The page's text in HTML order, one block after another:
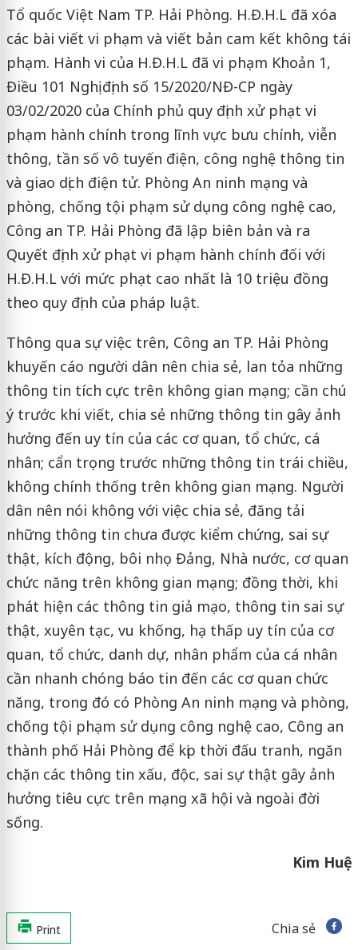
Tổ quốc Việt Nam TP. Hải Phòng. H.Đ.H.L đã xóa
các bài viết vi phạm và viết bản cam kết không tái
phạm. Hành vi của H.Đ.H.L đã vi phạm Khoản 1,
Điều 101 Nghị định số 15/2020/NĐ-CP ngày
03/02/2020 của Chính phủ quy định xử phạt vi
phạm hành chính trong lĩnh vực bưu chính, viễn
thông, tần số vô tuyến điện, công nghệ thông tin
và giao dịch điện tử. Phòng An ninh mạng và
phòng, chống tội phạm sử dụng công nghệ cao,
Công an TP. Hải Phòng đã lập biên bản và ra
Quyết định xử phạt vi phạm hành chính đối với
H.Đ.H.L với mức phạt cao nhất là 10 triệu đồng
theo quy định của pháp luật.
Thông qua sự việc trên, Công an TP. Hải Phòng
khuyến cáo người dân nên chia sẻ, lan tỏa những
thông tin tích cực trên không gian mạng; cần chú
ý trước khi viết, chia sẻ những thông tin gây ảnh
hưởng đến uy tín của các cơ quan, tổ chức, cá
nhân; cẩn trọng trước những thông tin trái chiều,
không chính thống trên không gian mạng. Người
dân nên nói không với việc chia sẻ, đăng tải
những thông tin chưa được kiểm chứng, sai sự
thật, kích động, bôi nhọ Đảng, Nhà nước, cơ quan
chức năng trên không gian mạng; đồng thời, khi
phát hiện các thông tin giả mạo, thông tin sai sự
thật, xuyên tạc, vu khống, hạ thấp uy tín của cơ
quan, tổ chức, danh dự, nhân phẩm của cá nhân
cần nhanh chóng báo tin đến các cơ quan chức
năng, trong đó có Phòng An ninh mạng và phòng,
chống tội phạm sử dụng công nghệ cao, Công an
thành phố Hải Phòng để kịp thời đấu tranh, ngăn
chặn các thông tin xấu, độc, sai sự thật gây ảnh
hưởng tiêu cực trên mạng xã hội và ngoài đời
sống.
Kim Huệ
Print Chia sẻ